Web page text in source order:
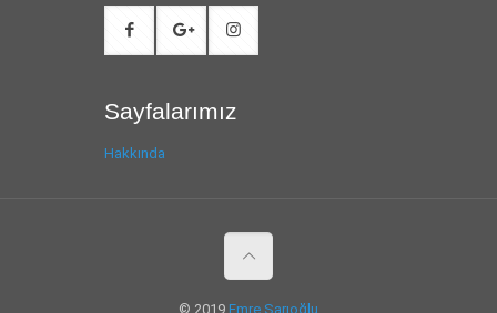
Sayfalarımız
Hakkında
© 2019 Emre Sarıoğlu